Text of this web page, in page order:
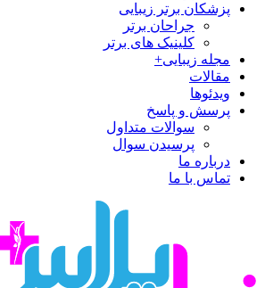
پزشکان برتر زیبایی
جراحان برتر
کلینیک های برتر
مجله زیبایی+
مقالات
ویدئوها
پرسش و پاسخ
سوالات متداول
پرسیدن سوال
درباره ما
تماس با ما